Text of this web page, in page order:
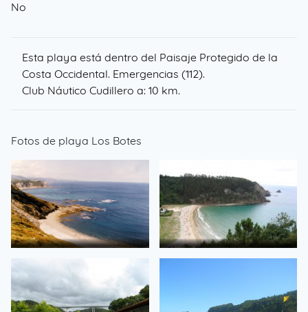
No
Esta playa está dentro del Paisaje Protegido de la
Costa Occidental. Emergencias (112).
Club Náutico Cudillero a: 10 km.
Fotos de playa Los Botes
de a. camacho